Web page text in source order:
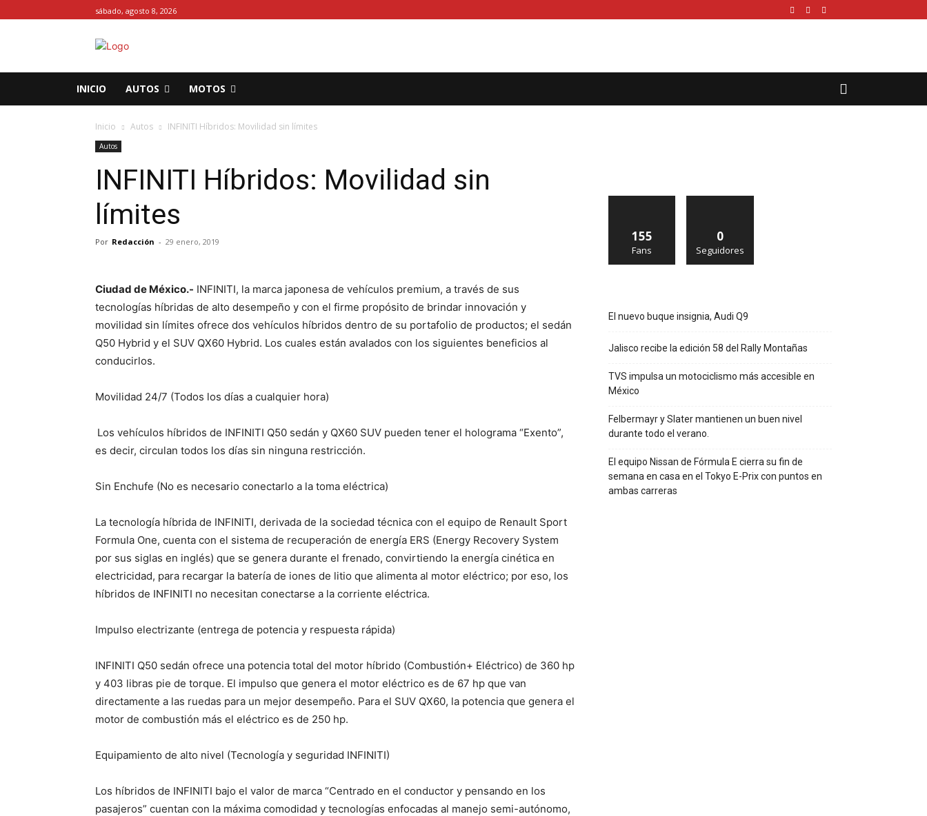
sábado, agosto 8, 2026
INICIO AUTOS MOTOS
Inicio Autos INFINITI Híbridos: Movilidad sin límites
Autos
INFINITI Híbridos: Movilidad sin
límites
Por Redacción - 29 enero, 2019
Ciudad de México.- INFINITI, la marca japonesa de vehículos premium, a través de sus
tecnologías híbridas de alto desempeño y con el firme propósito de brindar innovación y
movilidad sin límites ofrece dos vehículos híbridos dentro de su portafolio de productos; el sedán
Q50 Hybrid y el SUV QX60 Hybrid. Los cuales están avalados con los siguientes beneficios al
conducirlos.
Movilidad 24/7 (Todos los días a cualquier hora)
Los vehículos híbridos de INFINITI Q50 sedán y QX60 SUV pueden tener el holograma “Exento”,
es decir, circulan todos los días sin ninguna restricción.
Sin Enchufe (No es necesario conectarlo a la toma eléctrica)
La tecnología híbrida de INFINITI, derivada de la sociedad técnica con el equipo de Renault Sport
Formula One, cuenta con el sistema de recuperación de energía ERS (Energy Recovery System
por sus siglas en inglés) que se genera durante el frenado, convirtiendo la energía cinética en
electricidad, para recargar la batería de iones de litio que alimenta al motor eléctrico; por eso, los
híbridos de INFINITI no necesitan conectarse a la corriente eléctrica.
Impulso electrizante (entrega de potencia y respuesta rápida)
INFINITI Q50 sedán ofrece una potencia total del motor híbrido (Combustión+ Eléctrico) de 360 hp
y 403 libras pie de torque. El impulso que genera el motor eléctrico es de 67 hp que van
directamente a las ruedas para un mejor desempeño. Para el SUV QX60, la potencia que genera el
motor de combustión más el eléctrico es de 250 hp.
Equipamiento de alto nivel (Tecnología y seguridad INFINITI)
Los híbridos de INFINITI bajo el valor de marca “Centrado en el conductor y pensando en los
pasajeros” cuentan con la máxima comodidad y tecnologías enfocadas al manejo semi-autónomo,
155
Fans
0
Seguidores
El nuevo buque insignia, Audi Q9
Jalisco recibe la edición 58 del Rally Montañas
TVS impulsa un motociclismo más accesible en
México
Felbermayr y Slater mantienen un buen nivel
durante todo el verano.
El equipo Nissan de Fórmula E cierra su fin de
semana en casa en el Tokyo E-Prix con puntos en
ambas carreras